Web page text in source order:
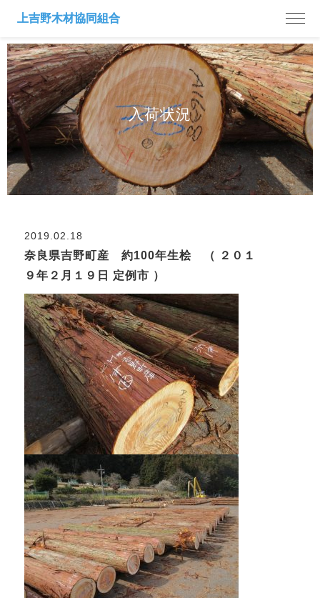
入荷状況
2019.02.18
奈良県吉野町産 約100年生桧 （ ２０１
９年２月１９日 定例市 ）